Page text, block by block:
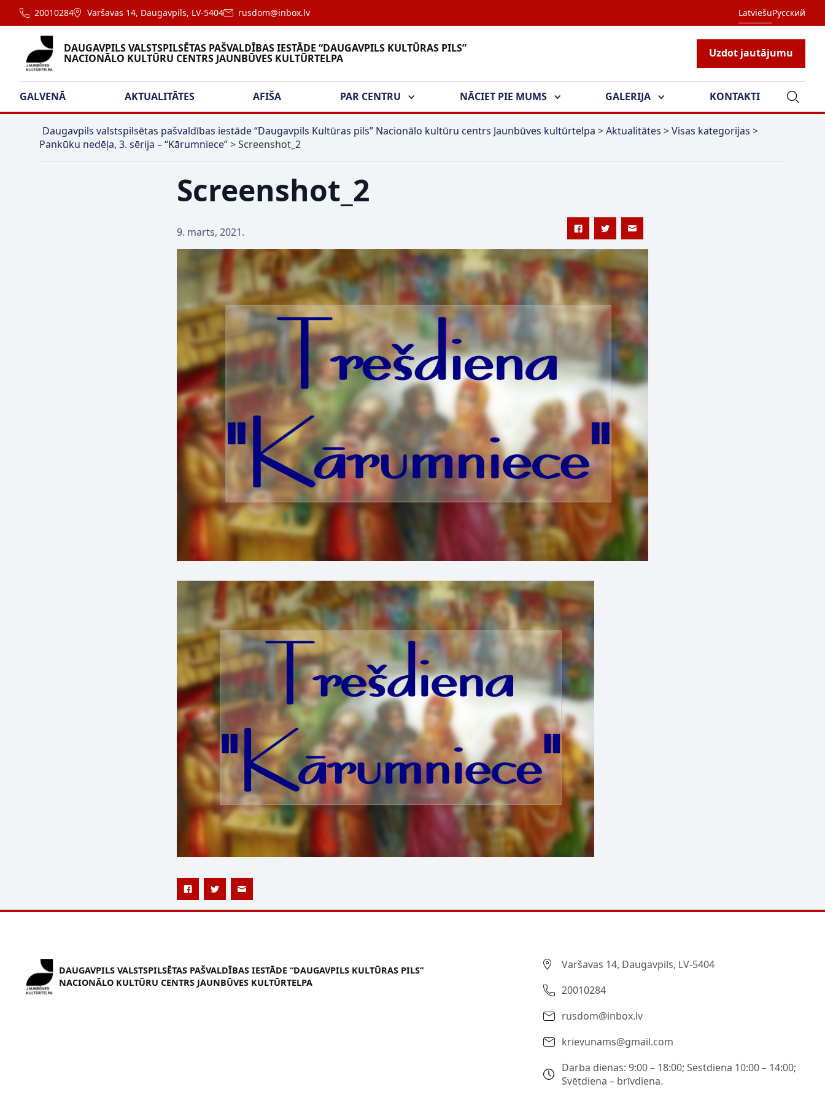
20010284 Varšavas 14, Daugavpils, LV-5404 rusdom@inbox.lv LatviešuРусский
DAUGAVPILS VALSTSPILSĒTAS PAŠVALDĪBAS IESTĀDE “DAUGAVPILS KULTŪRAS PILS”
NACIONĀLO KULTŪRU CENTRS JAUNBŪVES KULTŪRTELPA Uzdot jautājumu
GALVENĀ AKTUALITĀTES AFIŠA PAR CENTRU NĀCIET PIE MUMS GALERIJA KONTAKTI
Daugavpils valstspilsētas pašvaldības iestāde “Daugavpils Kultūras pils” Nacionālo kultūru centrs Jaunbūves kultūrtelpa >Aktualitātes >Visas kategorijas >
Pankūku nedēļa, 3. sērija – “Kārumniece”>Screenshot_2
Screenshot_2
9. marts, 2021.
DAUGAVPILS VALSTSPILSĒTAS PAŠVALDĪBAS IESTĀDE “DAUGAVPILS KULTŪRAS PILS”
NACIONĀLO KULTŪRU CENTRS JAUNBŪVES KULTŪRTELPA
Varšavas 14, Daugavpils, LV-5404
20010284
rusdom@inbox.lv
krievunams@gmail.com
Darba dienas: 9:00 – 18:00; Sestdiena 10:00 – 14:00;
Svētdiena – brīvdiena.